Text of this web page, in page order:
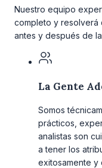
Nuestro equipo
completo y resolverá
antes y después de
La Gente
Somos
prácticos,
analistas son
a tener los
exitosamente y